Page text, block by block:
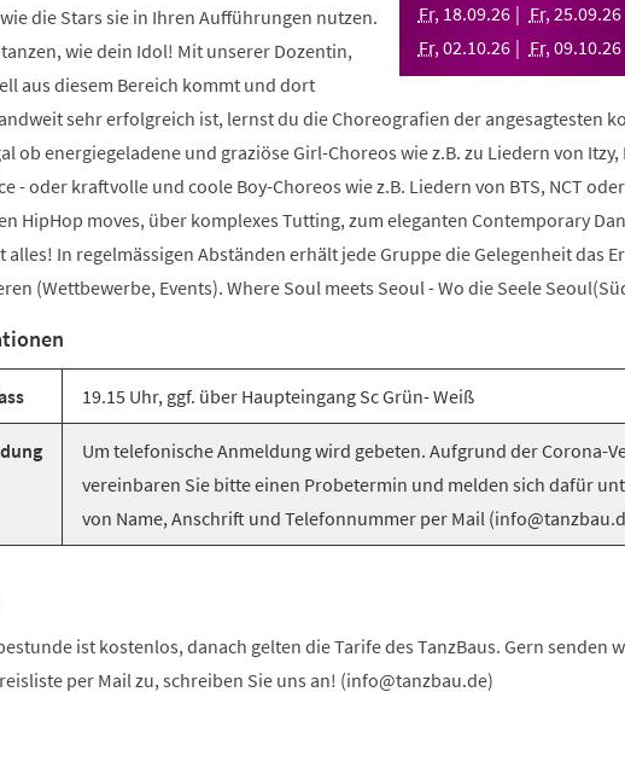
Fr, 18.09.26 Fr,25.09.26
Fr,02.10.26 Fr,09.10.26
die Stars sie in Ihren Aufführungen nutzen.
wie dein Idol! Mit unserer Dozentin,
aus diesem Bereich kommt und dort
sehr erfolgreich ist, lernst du die Choreografien der angesagtesten
ob energiegeladene und graziöse Girl-Choreos wie z.B. zu Liedern von
- oder kraftvolle und coole Boy-Choreos wie z.B. Liedern von BTS, NCT
HipHop moves, über komplexes Tutting, zum eleganten Contemporary
alles! In regelmässigen Abständen erhält jede Gruppe die Gelegenheit das
(Wettbewerbe, Events). Where Soul meets Seoul - Wo die Seele
19.15 Uhr, ggf. über Haupteingang Sc Grün- Weiß
Um telefonische Anmeldung wird gebeten. Aufgrund der Corona-
vereinbaren Sie bitte einen Probetermin und melden sich dafür
von Name, Anschrift und Telefonnummer per Mail
ist kostenlos, danach gelten die Tarife des TanzBaus. Gern senden
per Mail zu, schreiben Sie uns an! (info@tanzbau.de)